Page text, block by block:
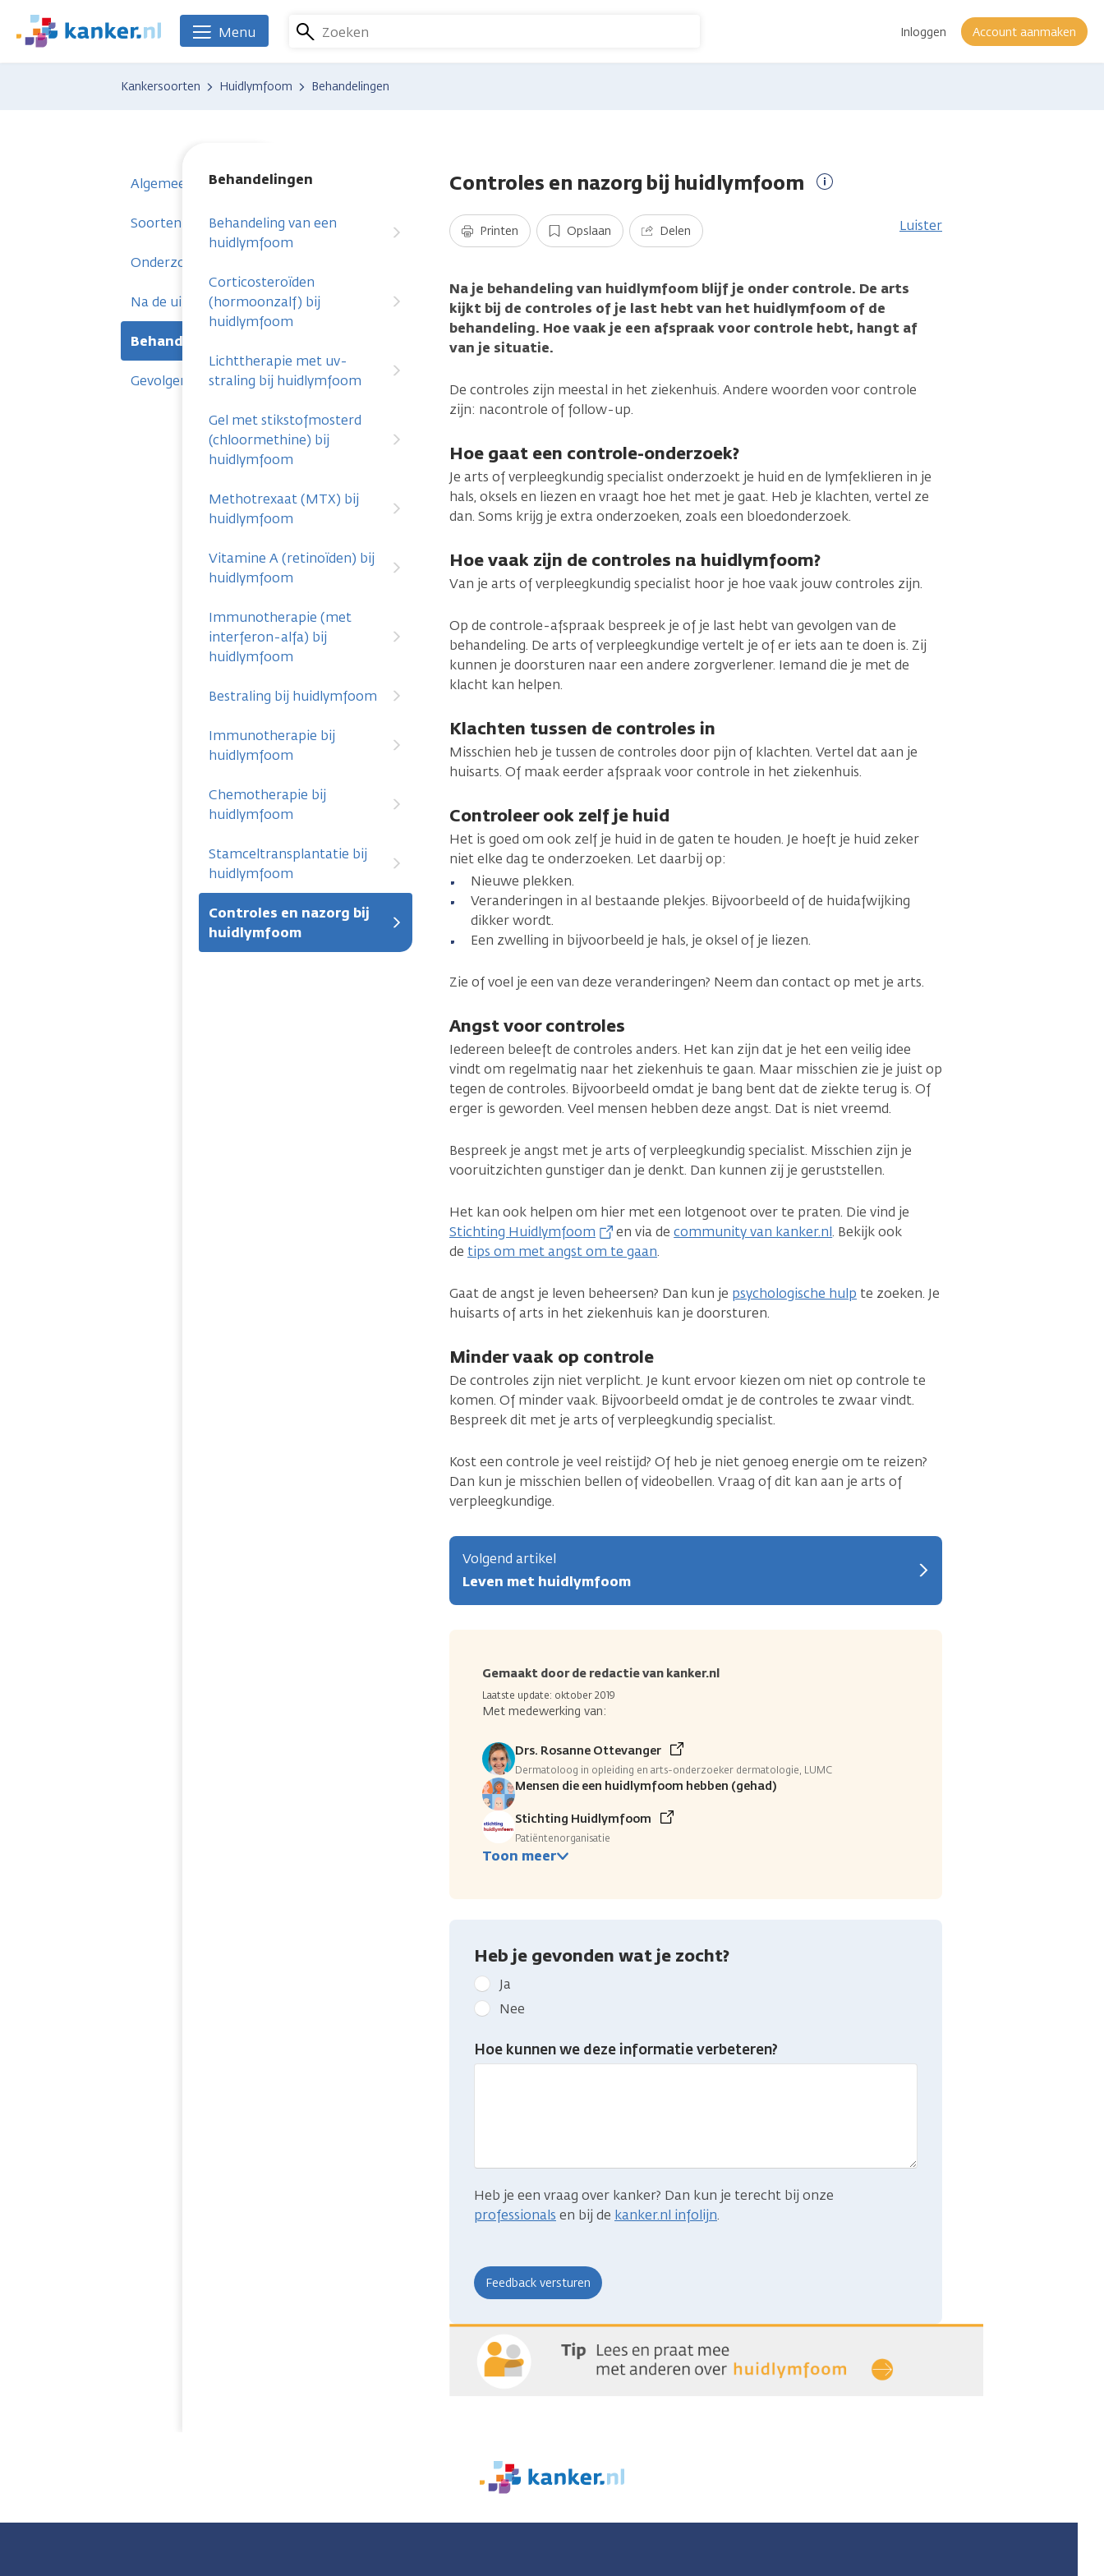
naar
We
zijn
Zoeken Inloggen Account aanmaken
Menu
Kankersoorten Huidlymfoom Behandelingen
Algemeen
Soorten huidlymfoom
Onderzoeken
Na de uitslag
Behandelingen
Behandelingen
Behandeling van een
huidlymfoom
Corticosteroïden
(hormoonzalf) bij
huidlymfoom
Lichttherapie met uv-
straling bij huidlymfoom
Gel met stikstofmosterd
(chloormethine) bij
huidlymfoom
Methotrexaat (MTX) bij
huidlymfoom
Vitamine A (retinoïden) bij
huidlymfoom
Immunotherapie (met
interferon-alfa) bij
huidlymfoom
Bestraling bij huidlymfoom
Immunotherapie bij
huidlymfoom
Chemotherapie bij
huidlymfoom
Stamceltransplantatie bij
huidlymfoom
Controles en nazorg bij
huidlymfoom
Gevolgen
Controles en nazorg bij huidlymfoom
Printen Opslaan Delen Luister
Na je behandeling van huidlymfoom blijf je onder controle. De arts
kijkt bij de controles of je last hebt van het huidlymfoom of de
behandeling. Hoe vaak je een afspraak voor controle hebt, hangt af
van je situatie.
De controles zijn meestal in het ziekenhuis. Andere woorden voor controle
zijn: nacontrole of follow-up.
Hoe gaat een controle-onderzoek?
Je arts of verpleegkundig specialist onderzoekt je huid en de lymfeklieren in je
hals, oksels en liezen en vraagt hoe het met je gaat. Heb je klachten, vertel ze
dan. Soms krijg je extra onderzoeken, zoals een bloedonderzoek.
Hoe vaak zijn de controles na huidlymfoom?
Van je arts of verpleegkundig specialist hoor je hoe vaak jouw controles zijn.
Op de controle-afspraak bespreek je of je last hebt van gevolgen van de
behandeling. De arts of verpleegkundige vertelt je of er iets aan te doen is. Zij
kunnen je doorsturen naar een andere zorgverlener. Iemand die je met de
klacht kan helpen.
Klachten tussen de controles in
Misschien heb je tussen de controles door pijn of klachten. Vertel dat aan je
huisarts. Of maak eerder afspraak voor controle in het ziekenhuis.
Controleer ook zelf je huid
Het is goed om ook zelf je huid in de gaten te houden. Je hoeft je huid zeker
niet elke dag te onderzoeken. Let daarbij op:
Nieuwe plekken.
Veranderingen in al bestaande plekjes. Bijvoorbeeld of de huidafwijking
dikker wordt.
Een zwelling in bijvoorbeeld je hals, je oksel of je liezen.
Zie of voel je een van deze veranderingen? Neem dan contact op met je arts.
Angst voor controles
Iedereen beleeft de controles anders. Het kan zijn dat je het een veilig idee
vindt om regelmatig naar het ziekenhuis te gaan. Maar misschien zie je juist op
tegen de controles. Bijvoorbeeld omdat je bang bent dat de ziekte terug is. Of
erger is geworden. Veel mensen hebben deze angst. Dat is niet vreemd.
Bespreek je angst met je arts of verpleegkundig specialist. Misschien zijn je
vooruitzichten gunstiger dan je denkt. Dan kunnen zij je geruststellen.
Het kan ook helpen om hier met een lotgenoot over te praten. Die vind je
Stichting Huidlymfoom
en via decommunity van kanker.nl. Bekijk ook
de tips om met angst om te gaan.
Gaat de angst je leven beheersen? Dan kun je psychologische hulp te zoeken. Je
huisarts of arts in het ziekenhuis kan je doorsturen.
Minder vaak op controle
De controles zijn niet verplicht. Je kunt ervoor kiezen om niet op controle te
komen. Of minder vaak. Bijvoorbeeld omdat je de controles te zwaar vindt.
Bespreek dit met je arts of verpleegkundig specialist.
Kost een controle je veel reistijd? Of heb je niet genoeg energie om te reizen?
Dan kun je misschien bellen of videobellen. Vraag of dit kan aan je arts of
verpleegkundige.
Volgend artikel
Leven met huidlymfoom
Gemaakt door de redactie van kanker.nl
Laatste update: oktober 2019
Met medewerking van:
Drs. Rosanne Ottevanger
Dermatoloog in opleiding en arts-onderzoeker dermatologie, LUMC
Mensen die een huidlymfoom hebben (gehad)
Stichting Huidlymfoom
Patiëntenorganisatie
Toon meer
Heb je gevonden wat je zocht?
Geef
kanker.nl
feedback:
Heb
je
Ja
Nee
Hoe kunnen we deze informatie verbeteren?
Heb je een vraag over kanker? Dan kun je terecht bij onze
professionals en bij de kanker.nl infolijn.
We
er